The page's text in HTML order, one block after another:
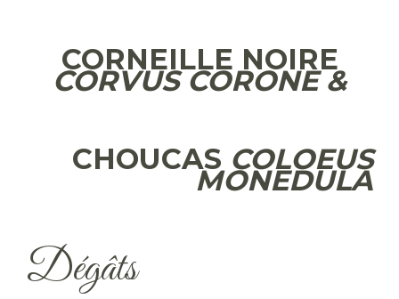
CORNEILLE NOIRE
CORVUS CORONE &
CHOUCAS COLOEUS
MONEDULA
Dégâts